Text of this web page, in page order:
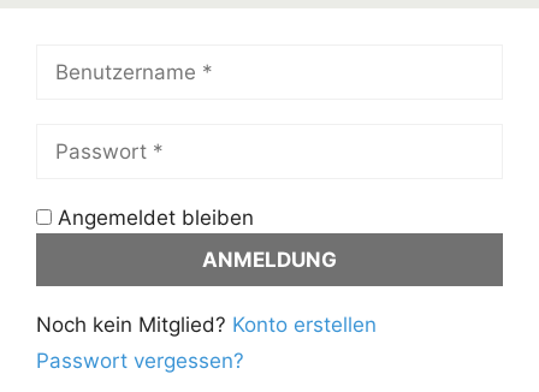
Angemeldet bleiben
Noch kein Mitglied? Konto erstellen
Passwort vergessen?